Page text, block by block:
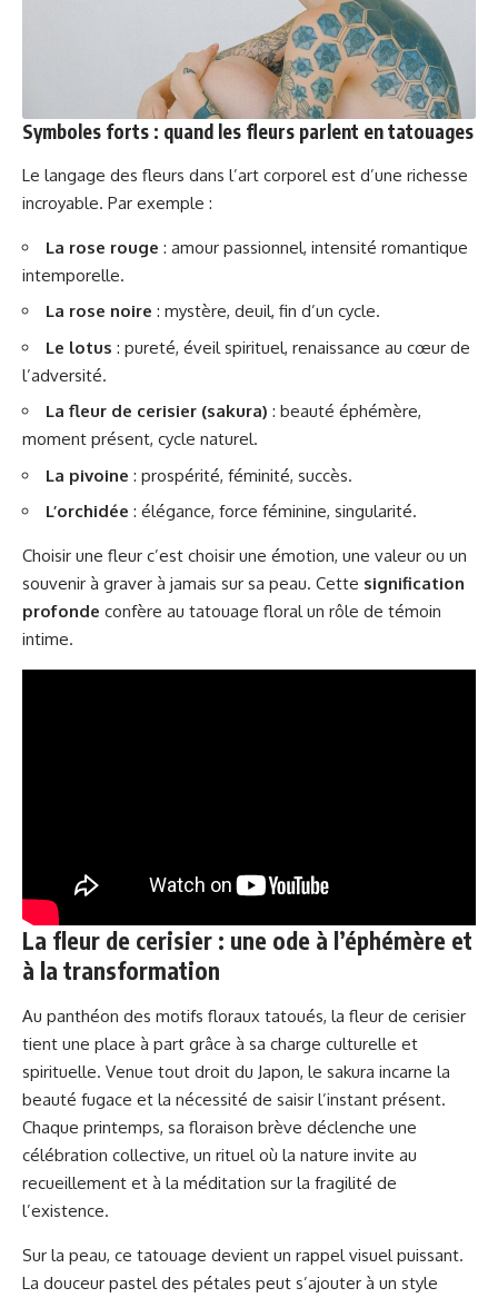
Symboles forts : quand les fleurs parlent en tatouages
Le langage des fleurs dans l’art corporel est d’une richesse
incroyable. Par exemple :
La rose rouge : amour passionnel, intensité romantique
intemporelle.
La rose noire : mystère, deuil, fin d’un cycle.
Le lotus : pureté, éveil spirituel, renaissance au cœur de
l’adversité.
La fleur de cerisier (sakura) : beauté éphémère,
moment présent, cycle naturel.
La pivoine : prospérité, féminité, succès.
L’orchidée : élégance, force féminine, singularité.
Choisir une fleur c’est choisir une émotion, une valeur ou un
souvenir à graver à jamais sur sa peau. Cette signification
profonde confère au tatouage floral un rôle de témoin
intime.
La fleur de cerisier : une ode à l’éphémère et
à la transformation
Au panthéon des motifs floraux tatoués, la fleur de cerisier
tient une place à part grâce à sa charge culturelle et
spirituelle. Venue tout droit du Japon, le sakura incarne la
beauté fugace et la nécessité de saisir l’instant présent.
Chaque printemps, sa floraison brève déclenche une
célébration collective, un rituel où la nature invite au
recueillement et à la méditation sur la fragilité de
l’existence.
Sur la peau, ce tatouage devient un rappel visuel puissant.
La douceur pastel des pétales peut s’ajouter à un style